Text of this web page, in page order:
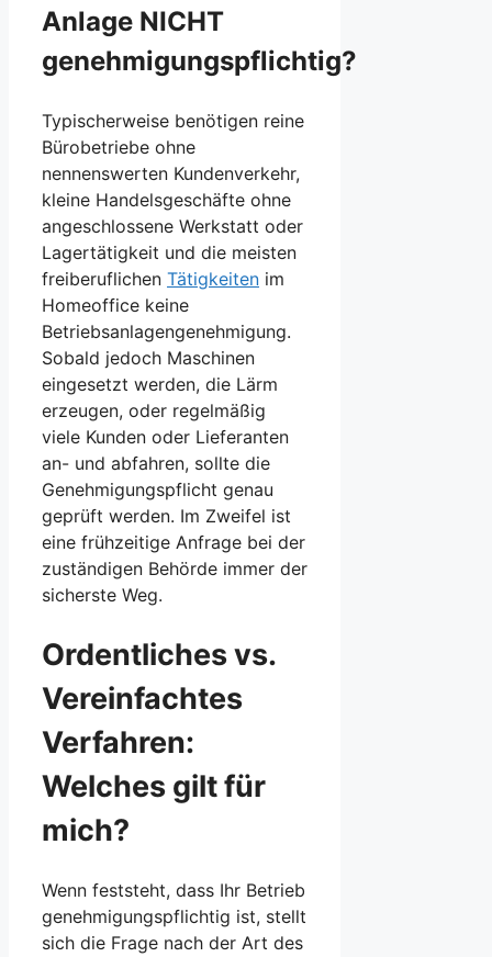
Anlage NICHT
genehmigungspflichtig?
Typischerweise benötigen reine
Bürobetriebe ohne
nennenswerten Kundenverkehr,
kleine Handelsgeschäfte ohne
angeschlossene Werkstatt oder
Lagertätigkeit und die meisten
freiberuflichen Tätigkeiten im
Homeoffice keine
Betriebsanlagengenehmigung.
Sobald jedoch Maschinen
eingesetzt werden, die Lärm
erzeugen, oder regelmäßig
viele Kunden oder Lieferanten
an- und abfahren, sollte die
Genehmigungspflicht genau
geprüft werden. Im Zweifel ist
eine frühzeitige Anfrage bei der
zuständigen Behörde immer der
sicherste Weg.
Ordentliches vs.
Vereinfachtes
Verfahren:
Welches gilt für
mich?
Wenn feststeht, dass Ihr Betrieb
genehmigungspflichtig ist, stellt
sich die Frage nach der Art des